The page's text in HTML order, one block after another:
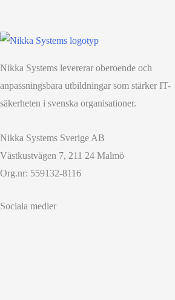
Nikka Systems levererar oberoende och
anpassningsbara utbildningar som stärker IT-
säkerheten i svenska organisationer.
Nikka Systems Sverige AB
Västkustvägen 7, 211 24 Malmö
Org.nr: 559132-8116
Sociala medier